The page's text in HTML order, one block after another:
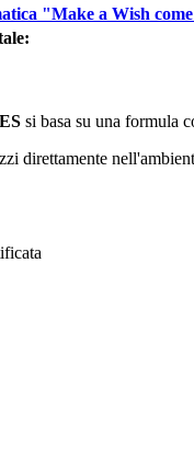
"Make a Wish
si basa su una formula
direttamente